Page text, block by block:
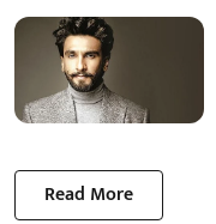
Read More